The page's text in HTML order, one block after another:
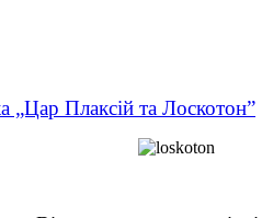
„Цар Плаксій та Лоскотон”